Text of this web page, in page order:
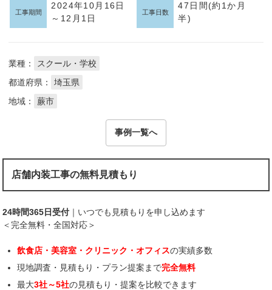
工事期間
2024年10月16日
～12月1日
工事日数
47日間(約1か月
半)
業種：
スクール・学校
都道府県：
埼玉県
地域：
蕨市
事例一覧へ
店舗内装工事の無料見積もり
24時間365日受付 ｜いつでも見積もりを申し込めます
＜完全無料・全国対応＞
飲食店・美容室・クリニック・オフィスの実績多数
現地調査・見積もり・プラン提案まで完全無料
最大3社～5社の見積もり・提案を比較できます